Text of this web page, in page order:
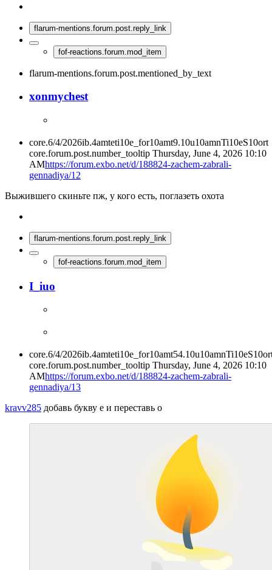
flarum-mentions.forum.post.reply_link
fof-reactions.forum.mod_item
flarum-mentions.forum.post.mentioned_by_text
xonmychest
core.6/4/2026ib.4amteti10e_for10amt9.10u10amnTi10eS10ort
core.forum.post.number_tooltip Thursday, June 4, 2026 10:10
AMhttps://forum.exbo.net/d/188824-zachem-zabrali-
gennadiya/12
Выжившего скиньте пж, у кого есть, поглазеть охота
flarum-mentions.forum.post.reply_link
fof-reactions.forum.mod_item
I_iuo
core.6/4/
core.forum.post.number_tooltip Thursday, June 4, 2026 10:10
AMhttps://forum.exbo.net/d/188824-zachem-zabrali-
gennadiya/13
kravv285 добавь букву е и переставь о